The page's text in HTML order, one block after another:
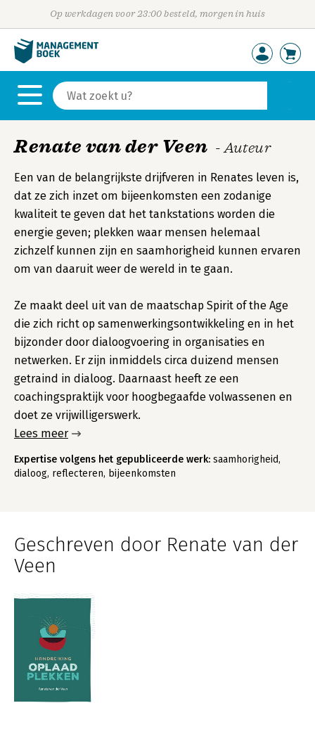
Op werkdagen voor 23:00 besteld, morgen in huis
Renate van der Veen - Auteur
Een van de belangrijkste drijfveren in Renates leven is,
dat ze zich inzet om bijeenkomsten een zodanige
kwaliteit te geven dat het tankstations worden die
energie geven; plekken waar mensen helemaal
zichzelf kunnen zijn en saamhorigheid kunnen ervaren
om van daaruit weer de wereld in te gaan.
Ze maakt deel uit van de maatschap Spirit of the Age
die zich richt op samenwerkingsontwikkeling en in het
bijzonder door dialoogvoering in organisaties en
netwerken. Er zijn inmiddels circa duizend mensen
getraind in dialoog. Daarnaast heeft ze een
coachingspraktijk voor hoogbegaafde volwassenen en
doet ze vrijwilligerswerk.
Lees meer
Expertise volgens het gepubliceerde werk: saamhorigheid,
dialoog, reflecteren, bijeenkomsten
Geschreven door Renate van der
Veen